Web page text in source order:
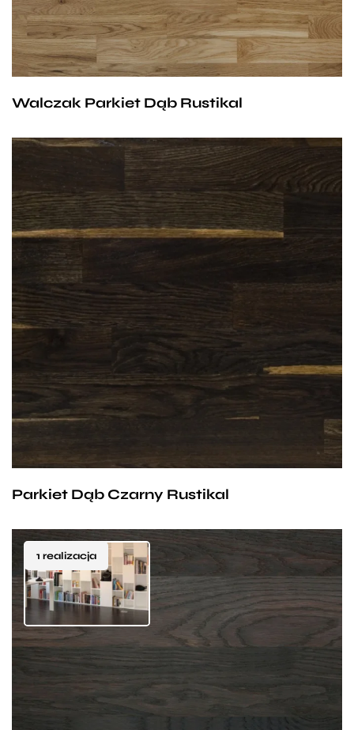
Walczak Parkiet Dąb Rustikal
Dąb czarny to drewno stabilne i twarde.
Charakterystyczna jest czarna barwa osiągniętą
dzięki specjalnym procesom technologicznym.
Materiał ten nie traci swojego koloru po cyklinowaniu
tak więc przy każdym odświeżaniu podłogi
będziemy mieli identyczny kolor. Doskonale nadaje
się do nowoczesnych wnętrz - stanowiąc
uzupełnienie dla takich materiałów jak szkło,
aluminium czy chrom. Klasę rustikal charakteryzuje
żywsze usłojenie oraz pojawiające się jasne
materiałem.
Parkiet Dąb Czarny Rustikal
1 realizacja
Dąb czarny to drewno stabilne i twarde. Jego
charakterystyczną czarną barwę uzyskuje się dzięki
specjalnym procesom technologicznym. Materiał